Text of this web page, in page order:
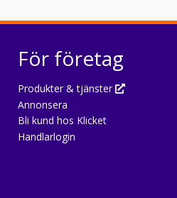
För företag
Produkter & tjänster
Annonsera
Bli kund hos Klicket
Handlarlogin